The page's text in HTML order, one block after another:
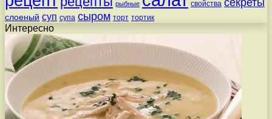
рыбные свойства
слоеный суп супа сыром торт тортик
Интересно